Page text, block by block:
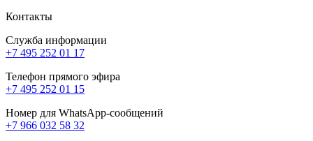
Контакты
Служба информации
+7 495 252 01 17
Телефон прямого эфира
+7 495 252 01 15
Номер для WhatsApp-сообщений
+7 966 032 58 32